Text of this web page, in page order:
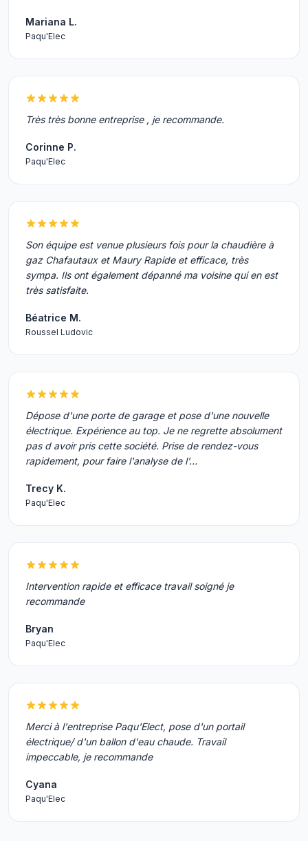
Mariana L.
Paqu'Elec
Très très bonne entreprise , je recommande.
Corinne P.
Paqu'Elec
Son équipe est venue plusieurs fois pour la chaudière à
gaz Chafautaux et Maury Rapide et efficace, très
sympa. Ils ont également dépanné ma voisine qui en est
très satisfaite.
Béatrice M.
Roussel Ludovic
Dépose d'une porte de garage et pose d'une nouvelle
électrique. Expérience au top. Je ne regrette absolument
pas d avoir pris cette société. Prise de rendez-vous
rapidement, pour faire l'analyse de l'…
Trecy K.
Paqu'Elec
Intervention rapide et efficace travail soigné je
recommande
Bryan
Paqu'Elec
Merci à l'entreprise Paqu'Elect, pose d'un portail
électrique/ d'un ballon d'eau chaude. Travail
impeccable, je recommande
Cyana
Paqu'Elec